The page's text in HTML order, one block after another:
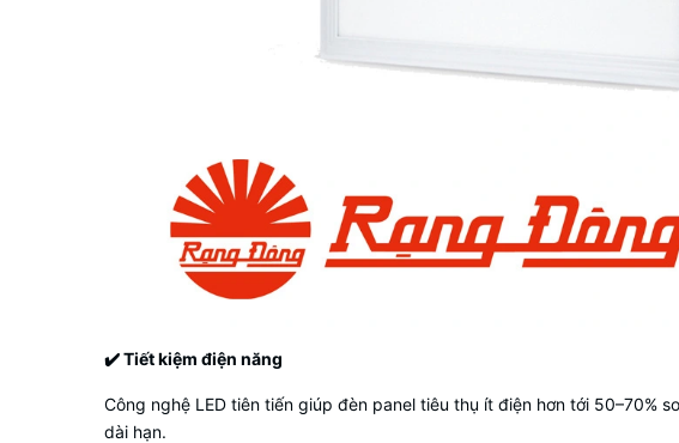
✔️Tiết kiệm điện năng
Công nghệ LED tiên tiến giúp đèn panel tiêu thụ ít điện hơn tới 50–70%
dài hạn.